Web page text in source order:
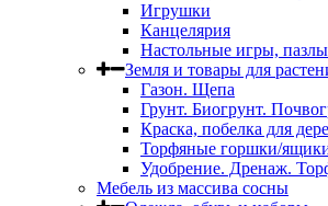
Игрушки
Канцелярия
Настольные игры, пазлы
Земля и товары для
Газон. Щепа
Грунт. Биогрунт.
Краска, побелка для
Торфяные горшки/
Удобрение. Дренаж.
Мебель из массива сосны